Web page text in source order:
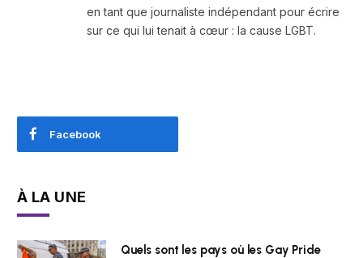
en tant que journaliste indépendant pour écrire
sur ce qui lui tenait à cœur : la cause LGBT.
Facebook
À LA UNE
Quels sont les pays où les Gay Pride